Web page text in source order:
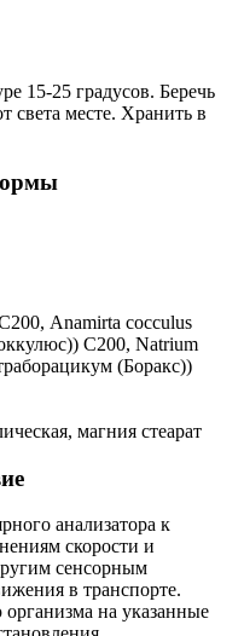
15-25 градусов. Беречь
света месте. Хранить в
Anamirta cocculus
С200, Natrium
(Боракс))
магния стеарат
анализатора к
скорости и
сенсорным
в транспорте.
на указанные